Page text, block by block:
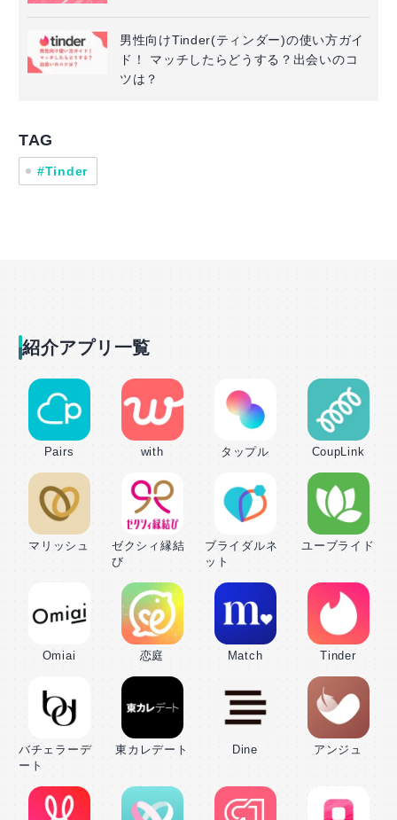
男性向けTinder(ティンダー)の使い方ガイ
ド！ マッチしたらどうする？出会いのコ
ツは？
TAG
#Tinder
紹介アプリ一覧
Pairs with タップル CoupLink
マリッシュ
ゼクシィ縁結
び
ブライダルネ
ット
ユーブライド
Omiai 恋庭 Match Tinder
バチェラーデ
ート
東カレデート Dine アンジュ